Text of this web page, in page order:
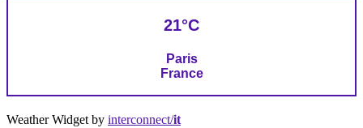
21°C
Paris
France
Weather Widget by interconnect/it